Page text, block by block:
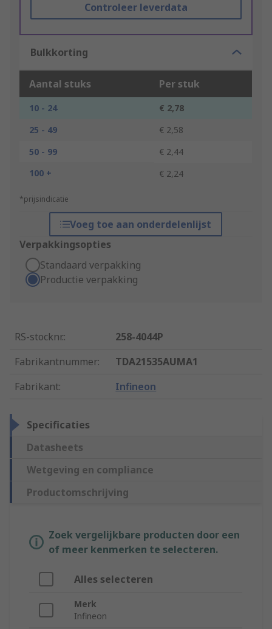
Controleer leverdata
Bulkkorting
Aantal stuks Per stuk
10 - 24
€ 2,78
25 - 49
€ 2,58
50 - 99
€ 2,44
100 +
€ 2,24
*prijsindicatie
Voeg toe aan onderdelenlijst
Verpakkingsopties
Standaard verpakking
Productie verpakking
RS-stocknr.:
258-4044P
Fabrikantnummer:
TDA21535AUMA1
Fabrikant: Infineon
Specificaties
Datasheets
Wetgeving en compliance
Productomschrijving
Zoek vergelijkbare producten door een
of meer kenmerken te selecteren.
Alles selecteren
Merk
Infineon